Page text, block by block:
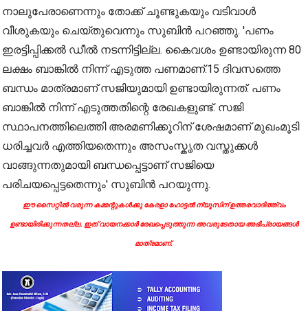
നാലുപേരാണെന്നും തോക്ക് ചൂണ്ടുകയും വടിവാൾ
വീശുകയും ചെയ്തുവെന്നും സുബിൻ പറഞ്ഞു. 'പണം
ഇരട്ടിപ്പിക്കൽ ഡീൽ നടന്നിട്ടില്ല. കൈവശം ഉണ്ടായിരുന്ന 80
ലക്ഷം ബാങ്കിൽ നിന്ന് എടുത്ത പണമാണ്.15 ദിവസത്തെ
ബന്ധം മാത്രമാണ് സജിയുമായി ഉണ്ടായിരുന്നത്. പണം
ബാങ്കിൽ നിന്ന് എടുത്തതിന്റെ രേഖകളുണ്ട്. സജി
സ്ഥാപനത്തിലെത്തി അരമണിക്കൂറിന് ശേഷമാണ് മുഖംമൂടി
ധരിച്ചവർ എത്തിയതെന്നും അസംസ്കൃത വസ്തുക്കൾ
വാങ്ങുന്നതുമായി ബന്ധപ്പെട്ടാണ് സജിയെ
പരിചയപ്പെട്ടതെന്നും' സുബിൻ പറയുന്നു.
ഈ സൈറ്റിൽ വരുന്ന കമ്മന്റുകൾക്കു കേരളാ ഹോട്ടൽ ന്യൂസിന് ഉത്തരവാദിത്ത്വം
ഉണ്ടായിരിക്കുന്നതല്ല. ഇത് വായനക്കാർ രേഖപ്പെടുത്തുന്ന അവരുടേതായ അഭിപ്രായങ്ങൾ
മാത്രമാണ്.